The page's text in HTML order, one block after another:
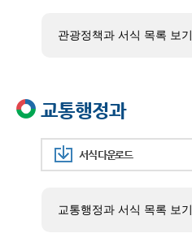
관광정책과 서식 목록 보기
교통행정과
서식 다운로드
교통행정과 서식 목록 보기